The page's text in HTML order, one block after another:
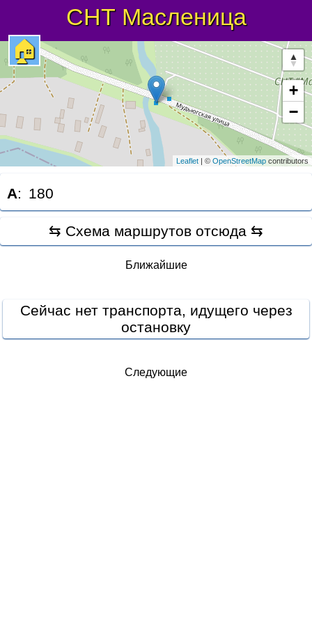
🏠
СНТ Масленица
+
−
Leaflet | © OpenStreetMap contributors
A: 180
⇆ Схема маршрутов отсюда ⇆
Ближайшие
Сейчас нет транспорта, идущего через
остановку
Следующие